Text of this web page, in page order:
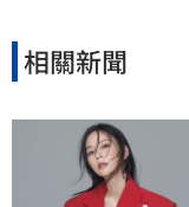
相關新聞